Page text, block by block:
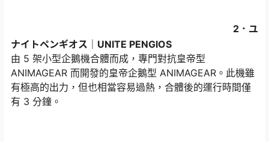
2．ユ
ナイトペンギオス｜UNITE PENGIOS
由 5 架小型企鵝機合體而成，專門對抗皇帝型
ANIMAGEAR 而開發的皇帝企鵝型 ANIMAGEAR。此機雖
有極高的出力，但也相當容易過熱，合體後的運行時間僅
有 3 分鐘。